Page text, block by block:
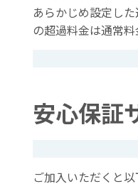
あらかじめ設定し
の超過料金は通常
安心保証
ご加入いただくと